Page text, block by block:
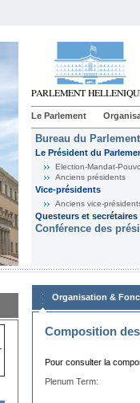
Le Parlement
Bureau du Parlement
Le Président du
Election-Mandat-
Anciens présidents
Vice-présidents
Anciens vice-
Questeurs et secrétaires
Conférence des
Organisation &
Composition
Pour consulter la
Plenum Term: